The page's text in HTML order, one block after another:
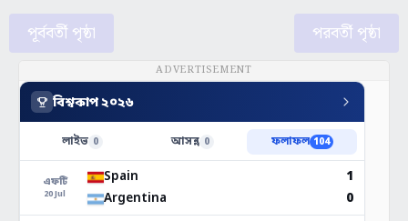
পূর্ববর্তী পৃষ্ঠা পরবর্তী পৃষ্ঠা
ADVERTISEMENT